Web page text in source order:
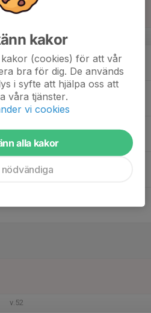
v.51
v.52
kakor
(cookies) för att vår
bra för dig. De används
i syfte att hjälpa oss att
våra tjänster.
vi cookies
alla kakor
nödvändiga